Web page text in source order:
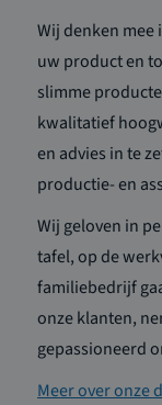
Wij denken mee
uw product en
slimme
kwalitatief
en advies in te
productie- en
Wij geloven in
tafel, op de
familiebedrijf
onze klanten,
gepassioneerd
Meer over onze